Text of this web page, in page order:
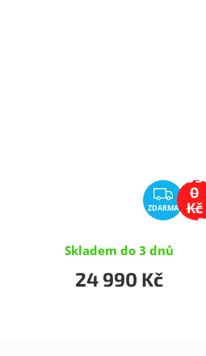
Z
D
R
ZDARMA
99
0
Kč
–3
Skladem do 3 dnů
24 990 Kč